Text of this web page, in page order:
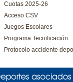
Cuotas 2025-26
Acceso CSV
Juegos Escolares
Programa Tecnificación
Protocolo accidente